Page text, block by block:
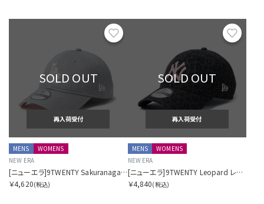
お気に入り
SOLD OUT
再入荷受付
MENS
WOMENS
NEW ERA
[ニューエラ]9TWENTY Sakuranagashi 桜流し ロサンゼルス・ドジャース グレー
￥4,620(税込)
SOLD OUT
再入荷受付
MENS
WOMENS
NEW ERA
[ニューエラ]9TWENTY Leopard レオパード ニューヨーク・ヤンキース ブラック ピンク
￥4,840(税込)